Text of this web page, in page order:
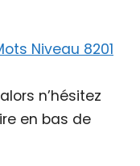
Niveau 8201
n’hésitez
en bas de